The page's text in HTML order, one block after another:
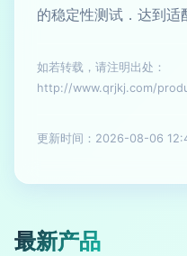
的稳定性测试．达到适
如若转载，请注明出处：
http://www.qrjkj.com/
更新时间：2026-08-06
最新产品